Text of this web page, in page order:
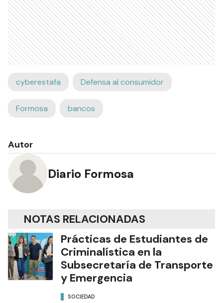
cyberestafa Defensa al consumidor
Formosa bancos
Autor
Diario Formosa
NOTAS RELACIONADAS
Prácticas de Estudiantes de
Criminalística en la
Subsecretaría de Transporte
y Emergencia
SOCIEDAD